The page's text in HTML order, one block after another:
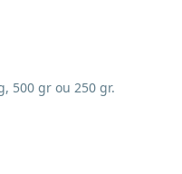
500 gr ou 250 gr.